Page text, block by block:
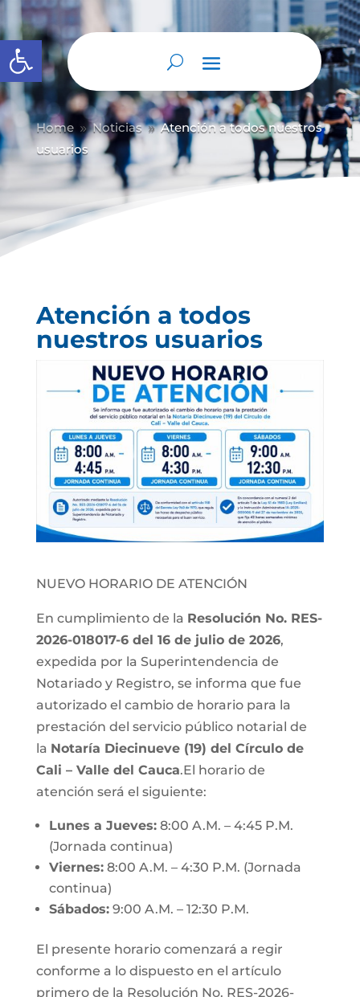
Abrir barra de herramientas
Home 9 Noticias 9 Atención a todos nuestros
usuarios
Atención a todos
nuestros usuarios
NUEVO HORARIO DE ATENCIÓN
En cumplimiento de la Resolución No. RES-
2026-018017-6 del 16 de julio de 2026,
expedida por la Superintendencia de
Notariado y Registro, se informa que fue
autorizado el cambio de horario para la
prestación del servicio público notarial de
la Notaría Diecinueve (19) del Círculo de
Cali – Valle del Cauca.El horario de
atención será el siguiente:
Lunes a Jueves:8:00 A.M. – 4:45 P.M.
(Jornada continua)
Viernes:8:00 A.M. – 4:30 P.M. (Jornada
continua)
Sábados:9:00 A.M. – 12:30 P.M.
El presente horario comenzará a regir
conforme a lo dispuesto en el artículo
primero de la Resolución No. RES-2026-